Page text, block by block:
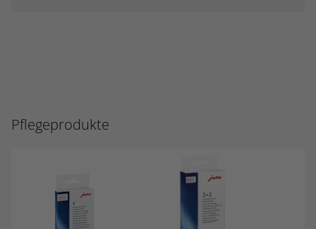
Pflegeprodukte